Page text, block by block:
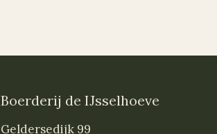
Boerderij de IJsselhoeve
Geldersedijk 99